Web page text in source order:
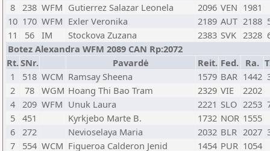
8
238 WFM Gutierrez Salazar Leonela 2096 VEN 1981
10 170 WFM Exler Veronika 2189 AUT 2188
11
56 IM Stockova Zuzana 2383 SVK 2328
Botez Alexandra WFM 2089 CAN Rp:2072
Rt.SNr. Pavardė Reit. Fed. Ra.
1
518 WCM Ramsay Sheena 1579 BAR 1442
2
78 WGM Hoang Thi Bao Tram 2329 VIE
2202
4
209 WFM Unuk Laura 2221 SLO 2253
5
451 Kyrkjebo Marte B. 1732 NOR 1555
6
272 Nevioselaya Maria 2032 BLR 2027
7
554 WCM Figueroa Calderon Jenid 1454 PUR 1054